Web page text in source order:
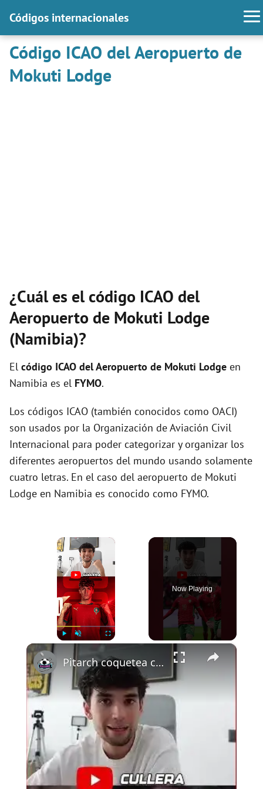
Códigos internacionales
Código ICAO del Aeropuerto de
Mokuti Lodge
¿Cuál es el código ICAO del
Aeropuerto de Mokuti Lodge
(Namibia)?
El código ICAO delAeropuerto de Mokuti Lodge en
Namibia es el FYMO.
Los códigos ICAO (también conocidos como OACI)
son usados por la Organización de Aviación Civil
Internacional para poder categorizar y organizar los
diferentes aeropuertos del mundo usando solamente
cuatro letras. En el caso del aeropuerto de Mokuti
Lodge en Namibia es conocido como FYMO.
×
Now Playing
×
Pitarch coquetea con Marruecos